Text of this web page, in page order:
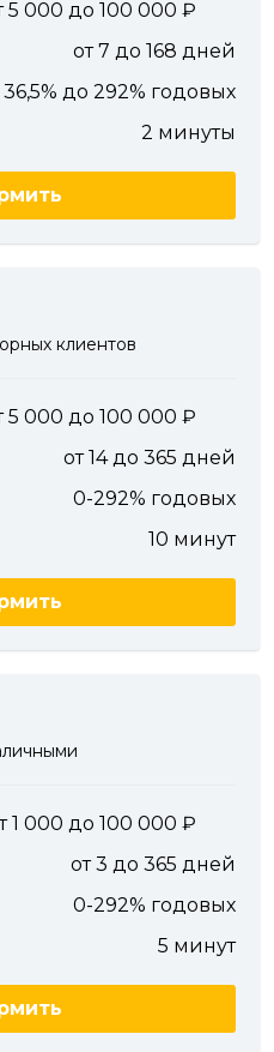
5 000 до 100 000
от 7 до 168 дней
36,5% до 292% годовых
2 минуты
клиентов
5 000 до 100 000
от 14 до 365 дней
0-292% годовых
10 минут
1 000 до 100 000
от 3 до 365 дней
0-292% годовых
5 минут